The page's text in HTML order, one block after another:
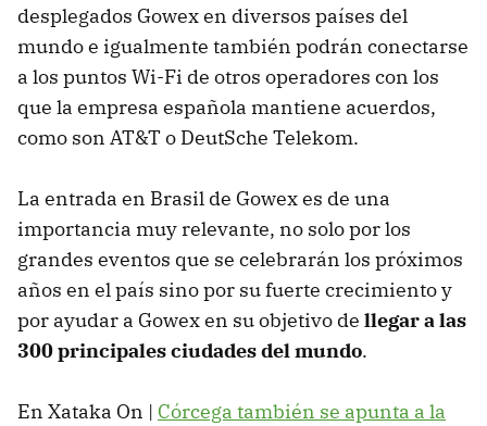
desplegados Gowex en diversos países del
mundo e igualmente también podrán conectarse
a los puntos Wi-Fi de otros operadores con los
que la empresa española mantiene acuerdos,
como son AT&T o DeutSche Telekom.
La entrada en Brasil de Gowex es de una
importancia muy relevante, no solo por los
grandes eventos que se celebrarán los próximos
años en el país sino por su fuerte crecimiento y
por ayudar a Gowex en su objetivo de llegar a las
300 principales ciudades del mundo.
En Xataka On | Córcega también se apunta a la